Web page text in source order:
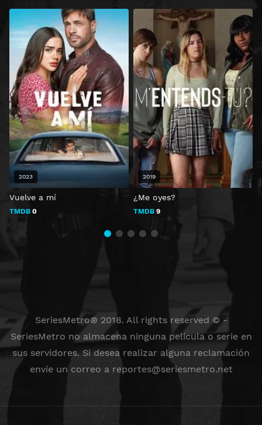
Vuelve a mí
TMDB 0
2023
¿Me oyes?
TMDB 9
2019
SeriesMetro® 2018. All rights reserved © -
SeriesMetro no almacena ninguna película o serie en
sus servidores. Si desea realizar alguna reclamación
envíe un correo a reportes@seriesmetro.net